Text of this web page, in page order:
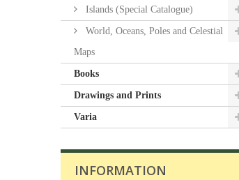
Islands (Special Catalogue)
World, Oceans, Poles and Celestial
Maps
Books
Drawings and Prints
Varia
INFORMATION